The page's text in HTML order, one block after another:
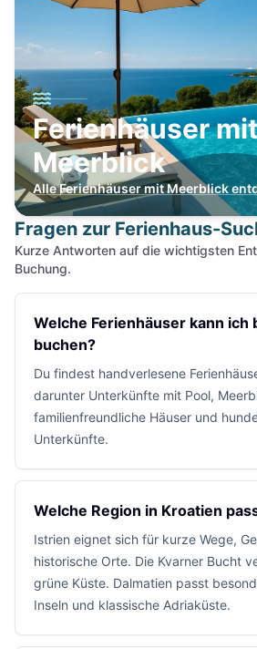
Ferienhäuser
Meerblick
Alle Ferienhäuser mit Meerblick
Fragen zur Ferienhaus-
Kurze Antworten auf die wichtigsten
Buchung.
Welche Ferienhäuser kann ich
buchen?
Du findest handverlesene
darunter Unterkünfte mit Pool,
familienfreundliche Häuser und
Unterkünfte.
Welche Region in Kroatien
Istrien eignet sich für kurze Wege,
historische Orte. Die Kvarner Bucht
grüne Küste. Dalmatien passt
Inseln und klassische Adriaküste.